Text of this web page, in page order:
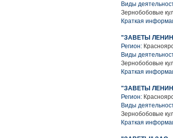
Виды
Зернобобовые
Краткая
"ЗАВЕТЫ
Регион:
Виды
Зернобобовые
Краткая
"ЗАВЕТЫ
Регион:
Виды
Зернобобовые
Краткая